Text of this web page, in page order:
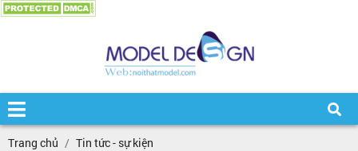
Trang chủ
Tin tức - sự kiện